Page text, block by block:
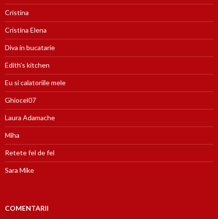
Cristina
Cristina Elena
Diva in bucatarie
Edith's kitchen
Eu si calatoriile mele
Ghiocel07
Laura Adamache
Miha
Retete fel de fel
Sara Mike
COMENTARII